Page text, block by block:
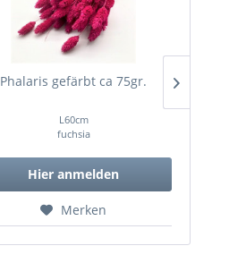
Phalaris gefärbt ca 75gr.
L60cm
fuchsia
Hier anmelden
Merken